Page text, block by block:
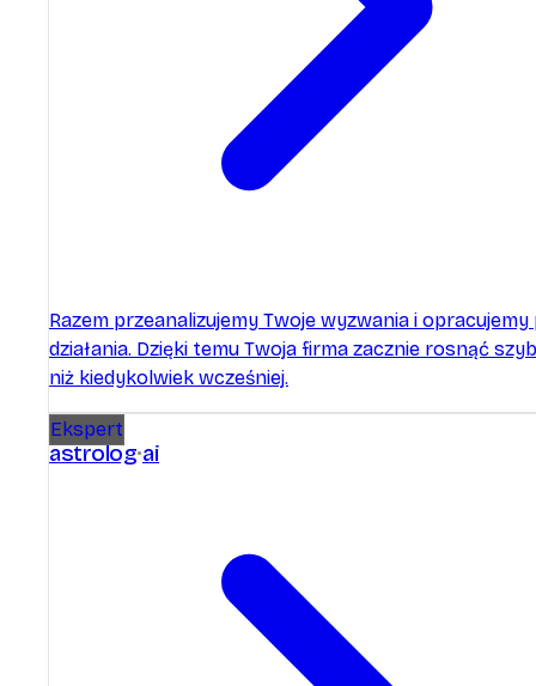
Razem przeanalizujemy Twoje wyzwania i opracujemy
działania. Dzięki temu Twoja firma zacznie rosnąć
niż kiedykolwiek wcześniej.
Ekspert
astrolog ai